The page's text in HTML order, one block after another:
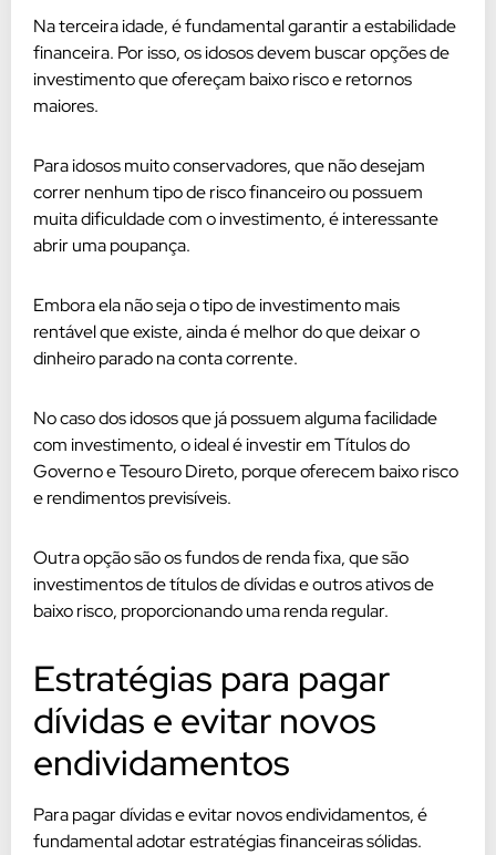
Na terceira idade, é fundamental garantir a estabilidade
financeira. Por isso, os idosos devem buscar opções de
investimento que ofereçam baixo risco e retornos
maiores.
Para idosos muito conservadores, que não desejam
correr nenhum tipo de risco financeiro ou possuem
muita dificuldade com o investimento, é interessante
abrir uma poupança.
Embora ela não seja o tipo de investimento mais
rentável que existe, ainda é melhor do que deixar o
dinheiro parado na conta corrente.
No caso dos idosos que já possuem alguma facilidade
com investimento, o ideal é investir em Títulos do
Governo e Tesouro Direto, porque oferecem baixo risco
e rendimentos previsíveis.
Outra opção são os fundos de renda fixa, que são
investimentos de títulos de dívidas e outros ativos de
baixo risco, proporcionando uma renda regular.
Estratégias para pagar
dívidas e evitar novos
endividamentos
Para pagar dívidas e evitar novos endividamentos, é
fundamental adotar estratégias financeiras sólidas.